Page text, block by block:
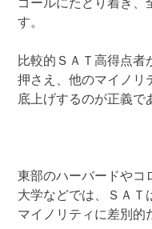
ゴールにたどり着き、
す。
比較的ＳＡＴ高得点者
押さえ、他のマイノリ
底上げするのが正義で
東部のハーバードやコ
大学などでは、ＳＡＴ
マイノリティに差別的